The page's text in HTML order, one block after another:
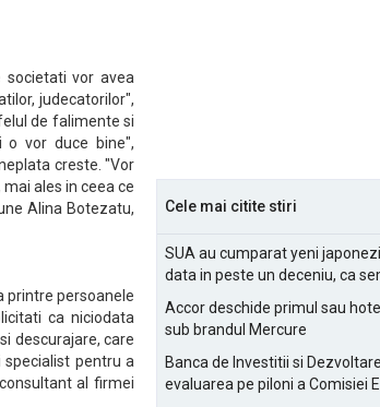
vor avea
judecatorilor",
de falimente si
o vor duce bine",
creste. "Vor
ales in ceea ce
Alina Botezatu,
printre persoanele
ca niciodata
descurajare, care
pentru a
al firmei
Cele mai citite stiri
SUA au cumparat yeni
data in peste un deceniu, ca
Accor deschide primul sau
sub brandul Mercure
Banca de Investitii si
evaluarea pe piloni a Comisiei